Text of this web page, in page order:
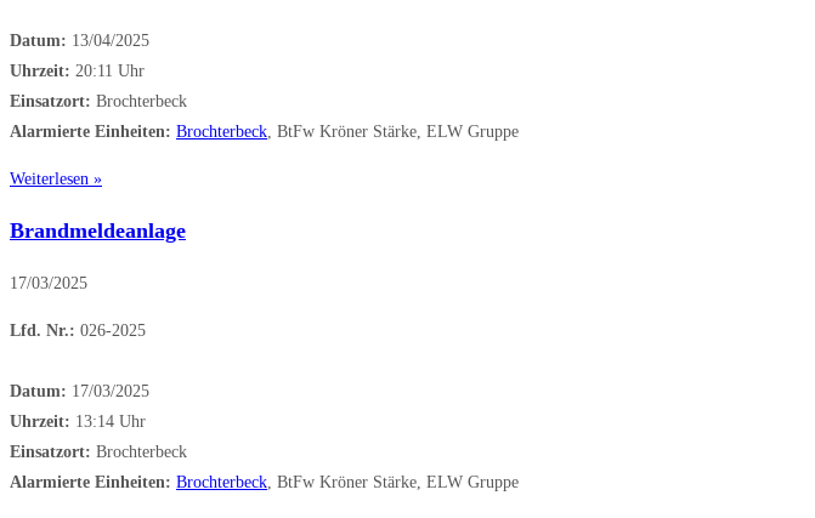
Datum: 13/04/2025
Uhrzeit: 20:11 Uhr
Einsatzort: Brochterbeck
Alarmierte Einheiten: Brochterbeck , BtFw Kröner Stärke, ELW Gruppe
Weiterlesen »
Brandmeldeanlage
17/03/2025
Lfd. Nr.: 026-2025
Datum: 17/03/2025
Uhrzeit: 13:14 Uhr
Einsatzort: Brochterbeck
Alarmierte Einheiten: Brochterbeck , BtFw Kröner Stärke, ELW Gruppe